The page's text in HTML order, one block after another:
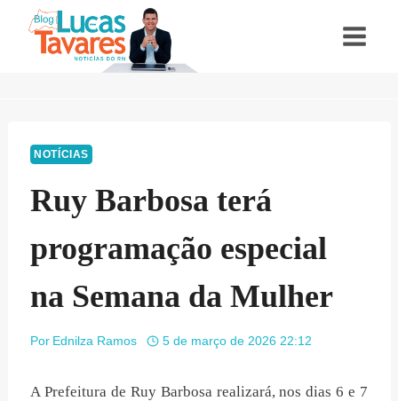
NOTÍCIAS
Ruy Barbosa terá
programação especial
na Semana da Mulher
Por Ednilza Ramos 5 de março de 2026 22:12
A Prefeitura de Ruy Barbosa realizará, nos dias 6 e 7